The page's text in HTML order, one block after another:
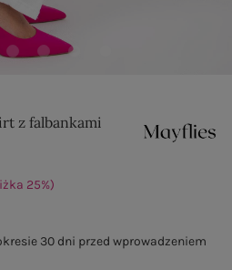
z falbankami
25%)
30 dni przed wprowadzeniem